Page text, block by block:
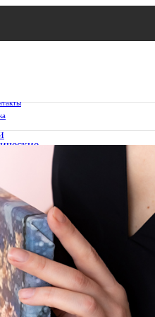
13х18
15х15
15х20
20х20
20х30
30х30
30х40
А4